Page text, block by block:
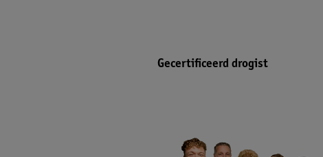
Gecertificeerd drogist